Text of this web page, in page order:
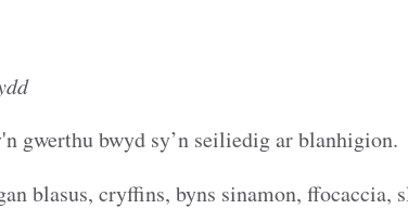
gwerthu bwyd sy’n seiliedig ar blanhigion.
blasus, cryffins, byns sinamon, ffocaccia,